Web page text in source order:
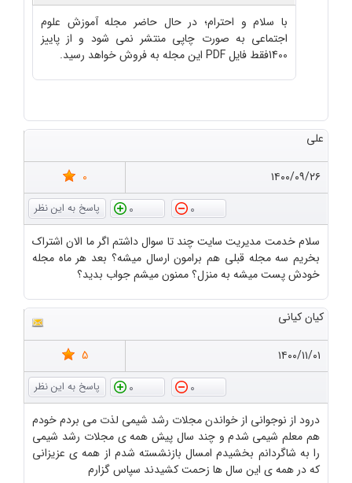
با سلام و احترام؛ در حال حاضر مجله آموزش علوم
اجتماعی به صورت چاپی منتشر نمی شود و از پاییز
1400فقط فایل PDF این مجله به فروش خواهد رسید.
علی
۱۴۰۰/۰۹/۲۶
0
0
0
سلام خدمت مدیریت سایت چند تا سوال داشتم اگر ما الان اشتراک
بخریم سه مجله قبلی هم برامون ارسال میشه؟ بعد هر ماه مجله
خودش پست میشه به منزل؟ ممنون میشم جواب بدید؟
کیان کیانی
۱۴۰۰/۱۱/۰۱
5
0
0
درود از نوجوانی از خواندن مجلات رشد شیمی لذت می بردم خودم
هم معلم شیمی شدم و چند سال پیش همه ی مجلات رشد شیمی
را به شاگردانم بخشیدم امسال بازنشسته شدم از همه ی عزیزانی
که در همه ی این سال ها زحمت کشیدند سپاس گزارم